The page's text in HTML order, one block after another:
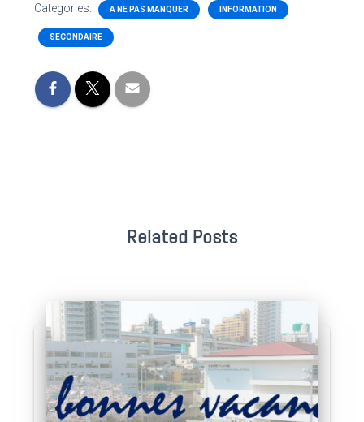
Categories: A NE PAS MANQUER INFORMATION
SECONDAIRE
Related Posts